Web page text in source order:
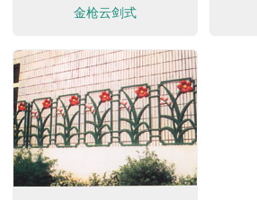
金枪云剑式